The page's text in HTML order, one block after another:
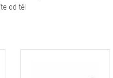
od těl